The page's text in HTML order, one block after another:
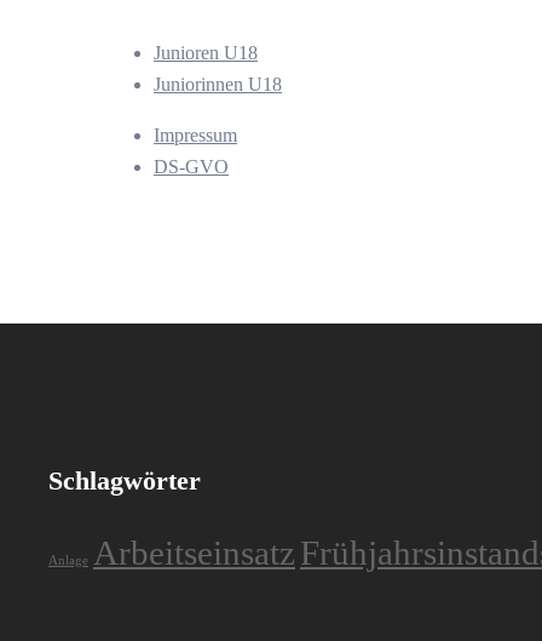
Junioren U18
Juniorinnen U18
Impressum
DS-GVO
Schlagwörter
Anlage Arbeitseinsatz